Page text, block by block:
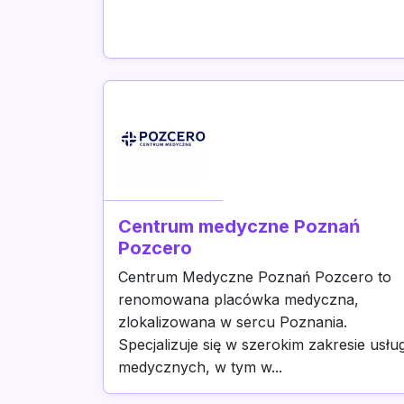
Centrum medyczne Poznań
Pozcero
Centrum Medyczne Poznań Pozcero to
renomowana placówka medyczna,
zlokalizowana w sercu Poznania.
Specjalizuje się w szerokim zakresie
medycznych, w tym w...